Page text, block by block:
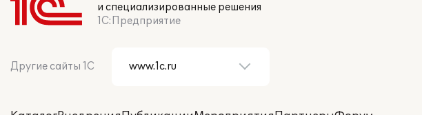
и специализированные решения
1С:Предприятие
Другие сайты 1С